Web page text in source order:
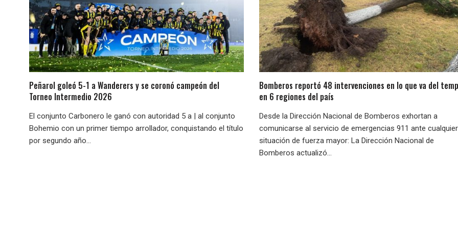
Peñarol goleó 5-1 a Wanderers y se coronó campeón del
Torneo Intermedio 2026
El conjunto Carbonero le ganó con autoridad 5 a | al conjunto
Bohemio con un primer tiempo arrollador, conquistando el título
por segundo año...
Bomberos reportó 48 intervenciones en lo que va del
en 6 regiones del país
Desde la Dirección Nacional de Bomberos exhortan a
comunicarse al servicio de emergencias 911 ante cualquier
situación de fuerza mayor: La Dirección Nacional de
Bomberos actualizó...